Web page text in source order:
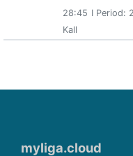
28:45 I Period: 2
Kall
myliga.cloud